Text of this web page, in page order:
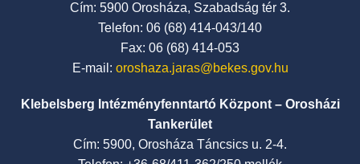
Cím: 5900 Orosháza, Szabadság tér 3.
Telefon: 06 (68) 414-043/140
Fax: 06 (68) 414-053
E-mail: oroshaza.jaras@bekes.gov.hu
Klebelsberg Intézményfenntartó Központ – Orosházi
Tankerület
Cím: 5900, Orosháza Táncsics u. 2-4.